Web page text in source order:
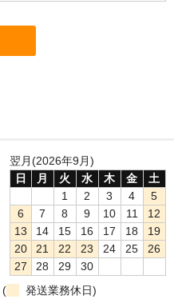
翌月(2026年9月)
日
月 火 水 木 金
土
1
2 3 4
5
6
7 8 9 10 11
12
13
14 15 16 17 18
19
20
21 22 23 24 25
26
27
28 29
30
(
発送業務休日)